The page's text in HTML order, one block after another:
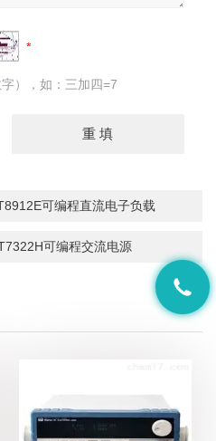
），如：三加四=7
可编程直流电子负载
可编程交流电源